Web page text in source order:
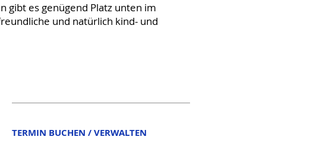
gibt es genügend Platz unten im
und natürlich kind- und
TERMIN BUCHEN / VERWALTEN